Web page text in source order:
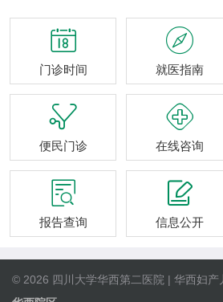

门诊时间

就医指南

便民门诊

在线咨询

报告查询

信息公开
© 2026 四川大学华西第二医院 | 华西妇产